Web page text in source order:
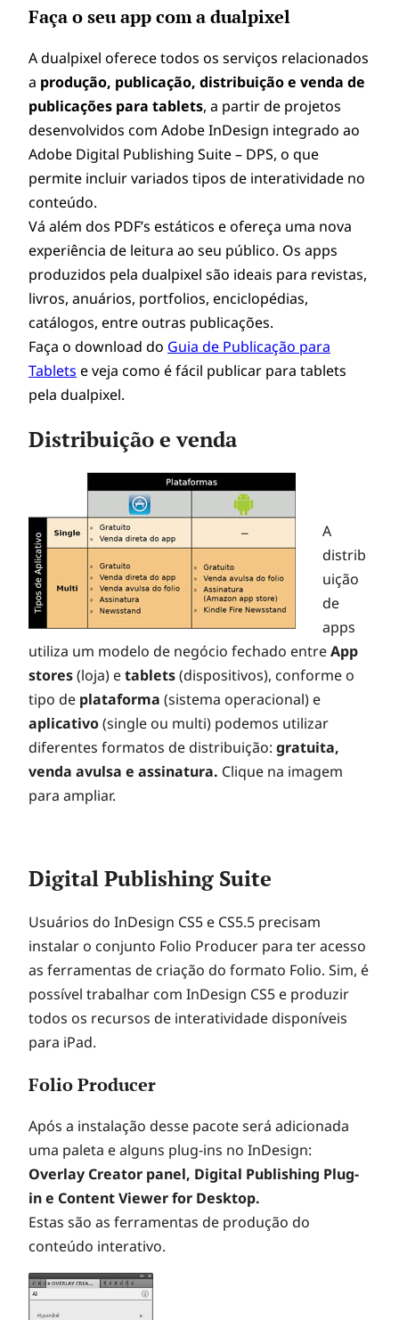
Faça o seu app com a dualpixel
A dualpixel oferece todos os serviços relacionados
a produção, publicação, distribuição e venda de
publicações para tablets, a partir de projetos
desenvolvidos com Adobe InDesign integrado ao
Adobe Digital Publishing Suite – DPS, o que
permite incluir variados tipos de interatividade no
conteúdo.
Vá além dos PDF’s estáticos e ofereça uma nova
experiência de leitura ao seu público. Os apps
produzidos pela dualpixel são ideais para revistas,
livros, anuários, portfolios, enciclopédias,
catálogos, entre outras publicações.
Faça o download do Guia de Publicação para
Tablets e veja como é fácil publicar para tablets
pela dualpixel.
Distribuição e venda
A
distrib
uição
de
apps
utiliza um modelo de negócio fechado entreApp
stores(loja) etablets(dispositivos), conforme o
tipo de plataforma (sistema operacional) e
aplicativo(single ou multi) podemos utilizar
diferentes formatos de distribuição: gratuita,
venda avulsa e assinatura. Clique na imagem
para ampliar.
Digital Publishing Suite
Usuários do InDesign CS5 e CS5.5 precisam
instalar o conjunto Folio Producer para ter acesso
as ferramentas de criação do formato Folio. Sim, é
possível trabalhar com InDesign CS5 e produzir
todos os recursos de interatividade disponíveis
para iPad.
Folio Producer
Após a instalação desse pacote será adicionada
uma paleta e alguns plug-ins no InDesign:
Overlay Creator panel, Digital Publishing Plug-
in e Content Viewer for Desktop.
Estas são as ferramentas de produção do
conteúdo interativo.